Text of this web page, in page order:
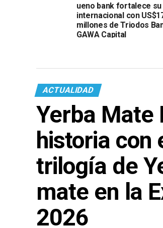
ueno bank fortalece
internacional con
millones de Triodos
GAWA Capital
ACTUALIDAD
Yerba Mate
historia con
trilogía de
mate en la
2026